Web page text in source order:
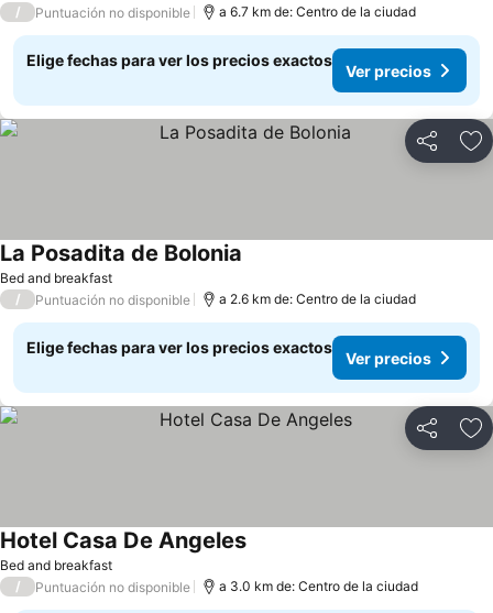
/ Puntuación no disponible a 6.7 km de: Centro de la ciudad
Elige fechas para ver los precios exactos
Ver precios
Compartir
Bed and breakfast
La Posadita de Bolonia
/ Puntuación no disponible a 2.6 km de: Centro de la ciudad
Elige fechas para ver los precios exactos
Ver precios
Compartir
Bed and breakfast
Hotel Casa De AngelesVer precios
/ Puntuación no disponible a 3.0 km de: Centro de la ciudad